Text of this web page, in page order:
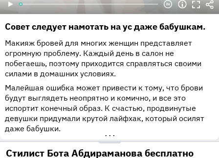
Совет следует намотать на ус даже бабушкам.
Макияж бровей для многих женщин представляет
огромную проблему. Каждый день в салон не
побегаешь, поэтому приходится справляться своими
силами в домашних условиях.
Малейшая ошибка может привести к тому, что брови
будут выглядеть неопрятно и комично, и все это
испортит конечный образ. К счастью, продвинутые
девушки придумали крутой лайфхак, который осилят
даже бабушки.
•••
Стилист Бота Абдираманова бесплатно